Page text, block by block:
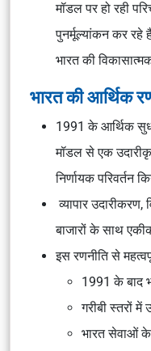
मॉडल पर हो रही
पुनर्मूल्यांकन कर रहे
भारत की
भारत की आर्थिक
1991 के आर्थिक
मॉडल से एक
निर्णायक परिवर्तन
व्यापार
बाजारों के साथ
इस रणनीति से
1991 के बाद
गरीबी स्तरों
भारत सेवाओं